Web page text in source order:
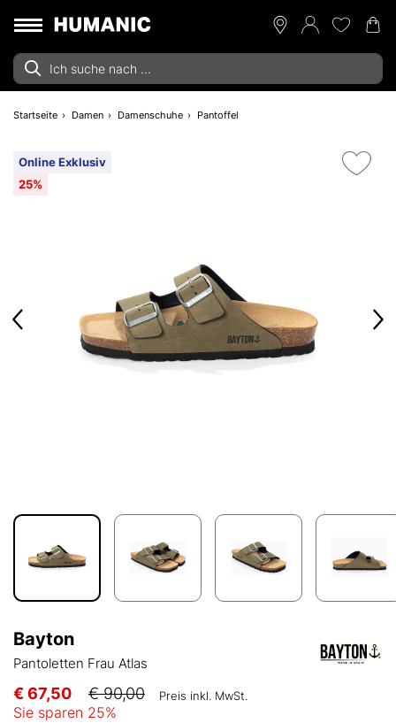
Startseite Damen Damenschuhe Pantoffel
Online Exklusiv
25%
Bayton
Pantoletten Frau Atlas
€ 67,50 € 90,00 Preis inkl. MwSt.
Sie sparen 25%